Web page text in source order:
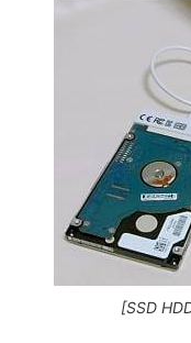
[SSD